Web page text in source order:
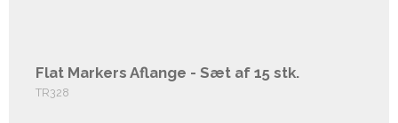
Flat Markers Aflange - Sæt af 15 stk.
TR328